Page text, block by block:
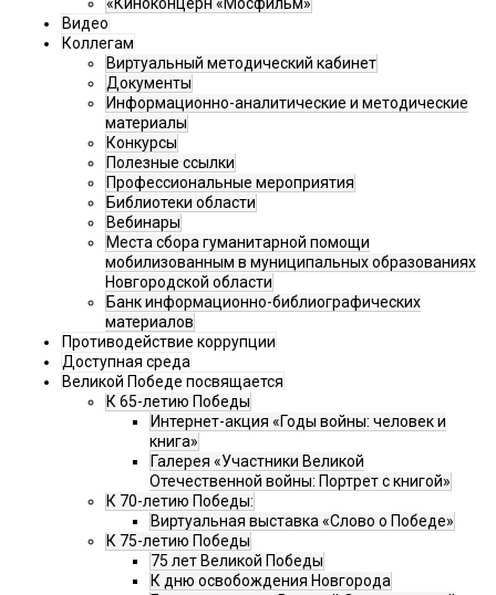
«Киноконцерн «Мосфильм»
Видео
Коллегам
Виртуальный методический кабинет
Документы
Информационно-аналитические и методические
материалы
Конкурсы
Полезные ссылки
Профессиональные мероприятия
Библиотеки области
Вебинары
Места сбора гуманитарной помощи
мобилизованным в муниципальных образованиях
Новгородской области
Банк информационно-библиографических
материалов
Противодействие коррупции
Доступная среда
Великой Победе посвящается
К 65-летию Победы
Интернет-акция «Годы войны: человек и
книга»
Галерея «Участники Великой
Отечественной войны: Портрет с книгой»
К 70-летию Победы:
Виртуальная выставка «Слово о Победе»
К 75-летию Победы
75 лет Великой Победы
К дню освобождения Новгорода